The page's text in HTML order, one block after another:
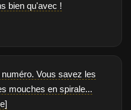
bien qu'avec !
Vous savez les
mouches en spirale...